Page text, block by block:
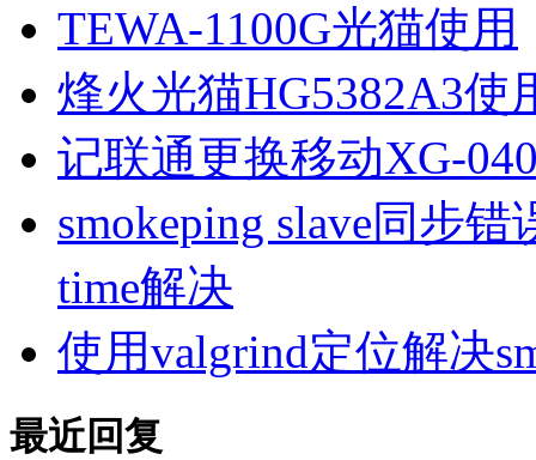
TEWA-1100G光猫使用
烽火光猫HG5382A3使
记联通更换移动XG-
smokeping slave同步错
time解决
使用valgrind定位解决
最近回复